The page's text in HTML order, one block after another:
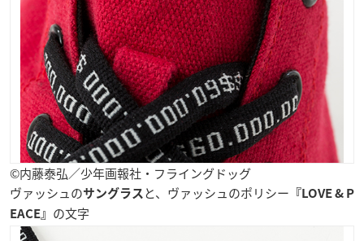
©内藤泰弘／少年画報社・フライングドッグ
ヴァッシュのサングラス と、ヴァッシュのポリシー 『LOVE & P
EACE』 の文字